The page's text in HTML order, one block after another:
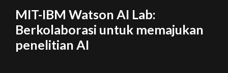
MIT-IBM Watson AI Lab:
Berkolaborasi untuk memajukan
penelitian AI